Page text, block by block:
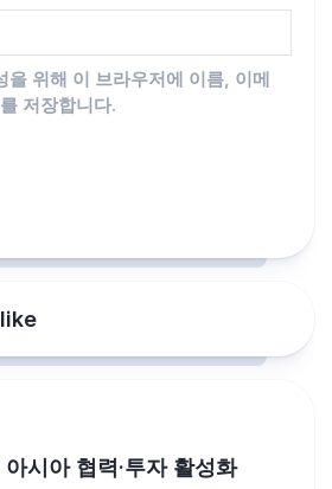
을 위해 이 브라우저에 이름, 이메
저장합니다.
시아 협력·투자 활성화